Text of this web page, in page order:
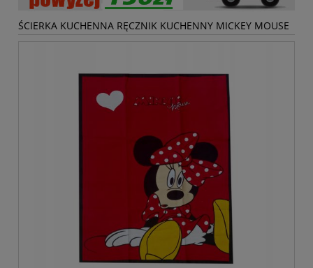
ŚCIERKA KUCHENNA RĘCZNIK KUCHENNY MICKEY MOUSE